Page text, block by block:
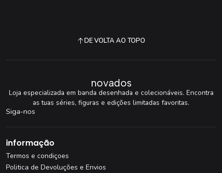
DE VOLTA AO TOPO
novados
Loja especializada em banda desenhada e colecionáveis. Encontra
as tuas séries, figuras e edições limitadas favoritas.
Siga-nos
informação
Termos e condiçoes
Politica de Devoluções e Envios